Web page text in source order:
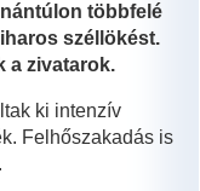
többfelé
széllökést.
a zivatarok.
ki intenzív
Felhőszakadás is